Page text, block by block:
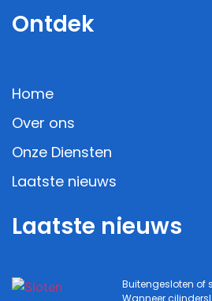
Ontdek
Home
Over ons
Onze Diensten
Laatste nieuws
Laatste nieuws
Buitengesloten of
Wanneer